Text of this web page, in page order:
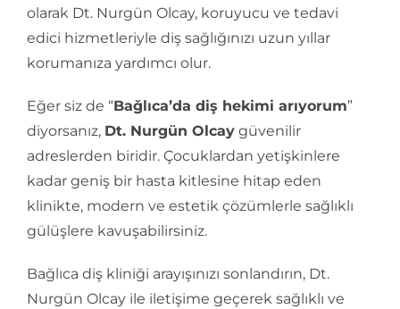
olarak Dt. Nurgün Olcay, koruyucu ve tedavi
edici hizmetleriyle diş sağlığınızı uzun yıllar
korumanıza yardımcı olur.
Eğer siz de “Bağlıca’da diş hekimi arıyorum”
diyorsanız, Dt. Nurgün Olcaygüvenilir
adreslerden biridir. Çocuklardan yetişkinlere
kadar geniş bir hasta kitlesine hitap eden
klinikte, modern ve estetik çözümlerle sağlıklı
gülüşlere kavuşabilirsiniz.
Bağlıca diş kliniği arayışınızı sonlandırın, Dt.
Nurgün Olcay ile iletişime geçerek sağlıklı ve